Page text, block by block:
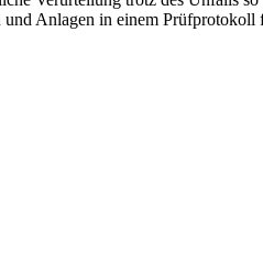
Anlagen in einem